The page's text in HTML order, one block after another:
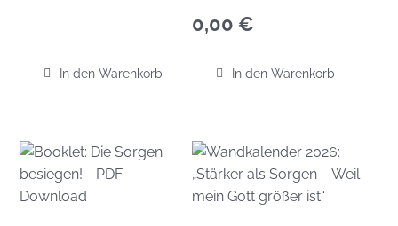
In den Warenkorb
0,00 €
In den Warenkorb